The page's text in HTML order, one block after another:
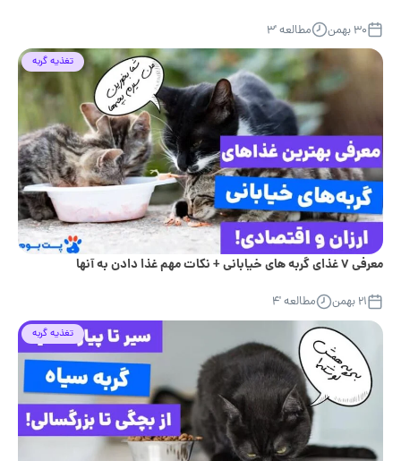
۳۰ بهمن مطالعه '۳
تغذیه گربه
معرفی ۷ غذای گربه‌ های خیابانی + نکات مهم غذا دادن به آنها
۲۱ بهمن مطالعه '۴
تغذیه گربه